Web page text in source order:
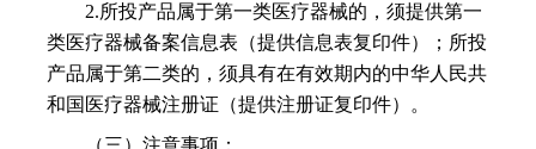
2.所投产品属于第一类医疗器械的，须提供第一
类医疗器械备案信息表（提供信息表复印件）；所投
产品属于第二类的，须具有在有效期内的中华人民共
和国医疗器械注册证（提供注册证复印件）。
（三）注意事项：